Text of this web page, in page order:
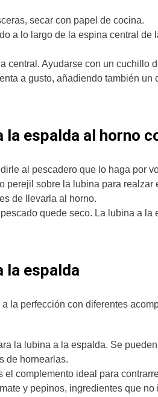
secar con papel de cocina.
a lo largo de la espina central de
central. Ayudarse con un cuchillo
a gusto, añadiendo también un
la espalda al horno
al pescadero que lo haga por
perejil sobre la lubina para realzar
de llevarla al horno.
quede seco. La lubina a la
la espalda
la perfección con diferentes
la lubina a la espalda. Se
de hornearlas.
el complemento ideal para
y pepinos, ingredientes que